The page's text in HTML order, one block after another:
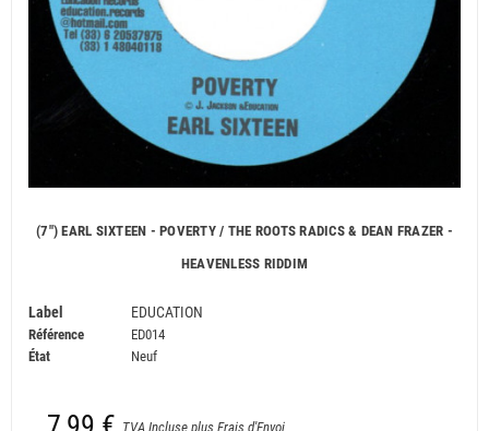
(7") EARL SIXTEEN - POVERTY / THE ROOTS RADICS & DEAN FRAZER -
HEAVENLESS RIDDIM
Label EDUCATION
Référence
ED014
État
Neuf
TVA Incluse plus Frais d'Envoi